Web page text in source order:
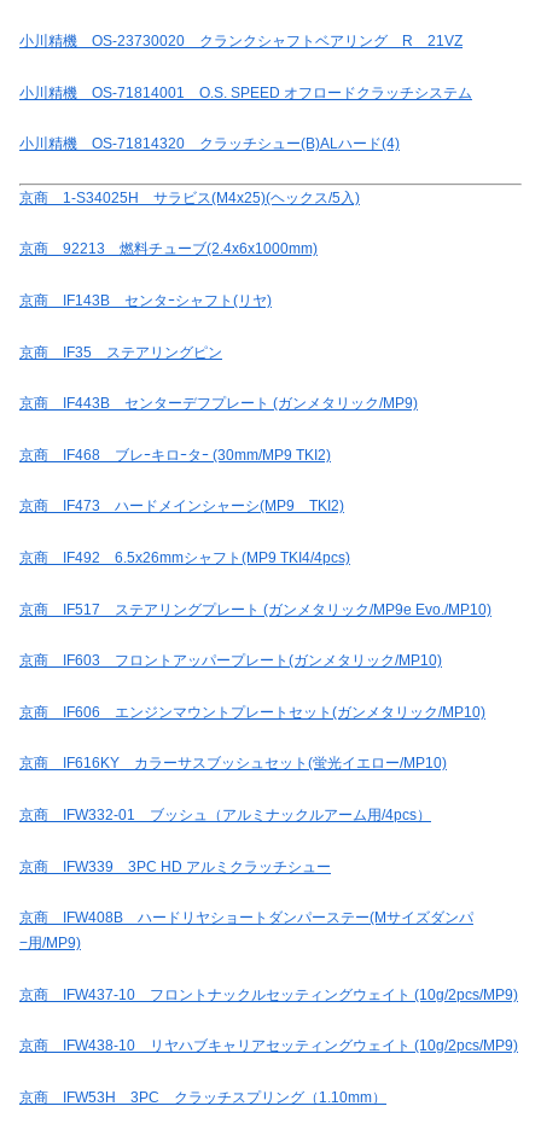
小川精機 OS-23730020 クランクシャフトベアリング R 21VZ
小川精機 OS-71814001 O.S. SPEED オフロードクラッチシステム
小川精機 OS-71814320 クラッチシュー(B)ALハード(4)
京商 1-S34025H サラビス(M4x25)(ヘックス/5入)
京商 92213 燃料チューブ(2.4x6x1000mm)
京商 IF143B センタｰシャフト(リヤ)
京商 IF35 ステアリングピン
京商 IF443B センターデフプレート (ガンメタリック/MP9)
京商 IF468 ブレｰキロｰタｰ (30mm/MP9 TKI2)
京商 IF473 ハードメインシャーシ(MP9 TKI2)
京商 IF492 6.5x26mmシャフト(MP9 TKI4/4pcs)
京商 IF517 ステアリングプレート (ガンメタリック/MP9e Evo./MP10)
京商 IF603 フロントアッパープレート(ガンメタリック/MP10)
京商 IF606 エンジンマウントプレートセット(ガンメタリック/MP10)
京商 IF616KY カラーサスブッシュセット(蛍光イエロー/MP10)
京商 IFW332-01 ブッシュ（アルミナックルアーム用/4pcs）
京商 IFW339 3PC HD アルミクラッチシュー
京商 IFW408B ハードリヤショートダンパーステー(Mサイズダンパ
−用/MP9)
京商 IFW437-10 フロントナックルセッティングウェイト (10g/2pcs/MP9)
京商 IFW438-10 リヤハブキャリアセッティングウェイト (10g/2pcs/MP9)
京商 IFW53H 3PC クラッチスプリング（1.10mm）